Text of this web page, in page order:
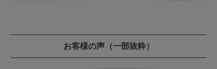
お客様の声（一部抜粋）